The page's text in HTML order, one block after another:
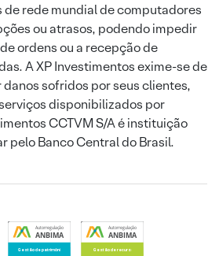
rede mundial de computadores
ou atrasos, podendo impedir
ordens ou a recepção de
A XP Investimentos exime-se de
sofridos por seus clientes,
disponibilizados por
CCTVM S/A é instituição
pelo Banco Central do Brasil.